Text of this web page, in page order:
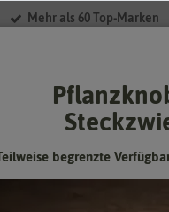
Mehr als 60 Top-Marken
begrenzte